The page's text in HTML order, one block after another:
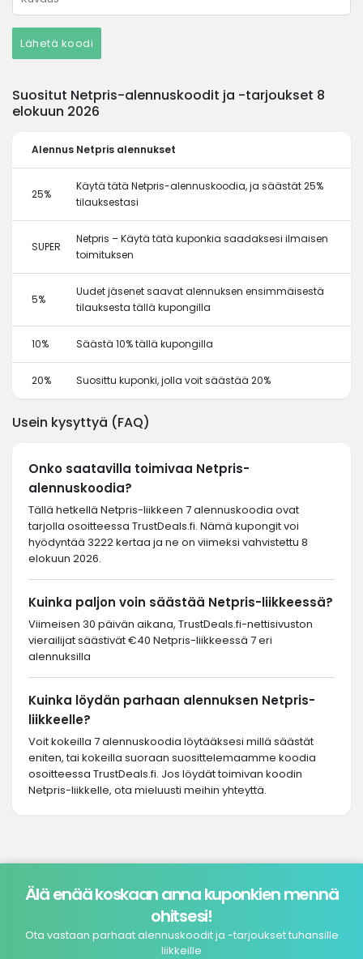
Lähetä koodi
Suositut Netpris-alennuskoodit ja -tarjoukset 8
elokuun 2026
Alennus Netpris alennukset
25%
Käytä tätä Netpris-alennuskoodia, ja säästät 25%
tilauksestasi
SUPER
Netpris – Käytä tätä kuponkia saadaksesi ilmaisen
toimituksen
5%
Uudet jäsenet saavat alennuksen ensimmäisestä
tilauksesta tällä kupongilla
10% Säästä 10% tällä kupongilla
20% Suosittu kuponki, jolla voit säästää 20%
Usein kysyttyä (FAQ)
Onko saatavilla toimivaa Netpris-
alennuskoodia?
Tällä hetkellä Netpris-liikkeen 7 alennuskoodia ovat
tarjolla osoitteessa TrustDeals.fi. Nämä kupongit voi
hyödyntää 3222 kertaa ja ne on viimeksi vahvistettu 8
elokuun 2026.
Kuinka paljon voin säästää Netpris-liikkeessä?
Viimeisen 30 päivän aikana, TrustDeals.fi-nettisivuston
vierailijat säästivät €40 Netpris-liikkeessä 7 eri
alennuksilla
Kuinka löydän parhaan alennuksen Netpris-
liikkeelle?
Voit kokeilla 7 alennuskoodia löytääksesi millä säästät
eniten, tai kokeilla suoraan suosittelemaamme koodia
osoitteessa TrustDeals.fi. Jos löydät toimivan koodin
Netpris-liikkelle, ota mieluusti meihin yhteyttä.
Älä enää koskaan anna kuponkien mennä
ohitsesi!
Ota vastaan parhaat alennuskoodit ja -tarjoukset tuhansille
liikkeille